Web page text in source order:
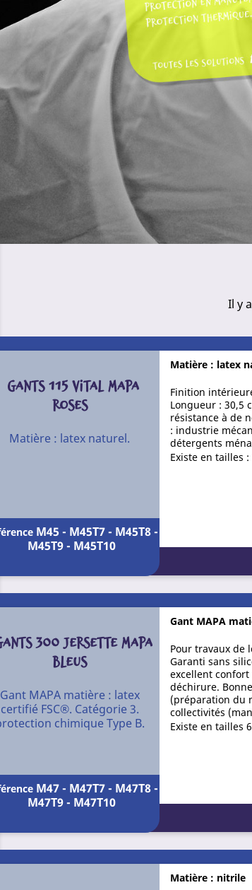
Il y
Matière : latex
Finition
Longueur : 30,5
résistance à de
: industrie
détergents
Existe en tailles :
GANTS 115 VITAL MAPA
ROSES
Matière : latex naturel.
M45 - M45T7 - M45T8 -
M45T9 - M45T10
Gant MAPA
Pour travaux de
Garanti sans
excellent
déchirure.
(préparation du
collectivités
Existe en tailles
300 JERSETTE MAPA
BLEUS
Gant MAPA matière : latex
certifié FSC®. Catégorie 3.
chimique Type B.
M47 - M47T7 - M47T8 -
M47T9 - M47T10
Matière : nitrile